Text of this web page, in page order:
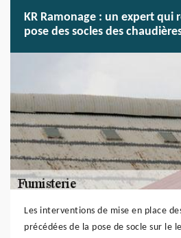
KR Ramonage : un expert qui
pose des socles des
Les interventions de mise en place
précédées de la pose de socle sur le